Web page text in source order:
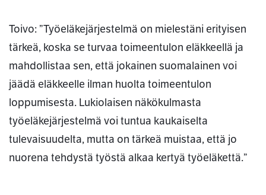
Toivo: ”Työeläkejärjestelmä on mielestäni erityisen
tärkeä, koska se turvaa toimeentulon eläkkeellä ja
mahdollistaa sen, että jokainen suomalainen voi
jäädä eläkkeelle ilman huolta toimeentulon
loppumisesta. Lukiolaisen näkökulmasta
työeläkejärjestelmä voi tuntua kaukaiselta
tulevaisuudelta, mutta on tärkeä muistaa, että jo
nuorena tehdystä työstä alkaa kertyä työeläkettä.”